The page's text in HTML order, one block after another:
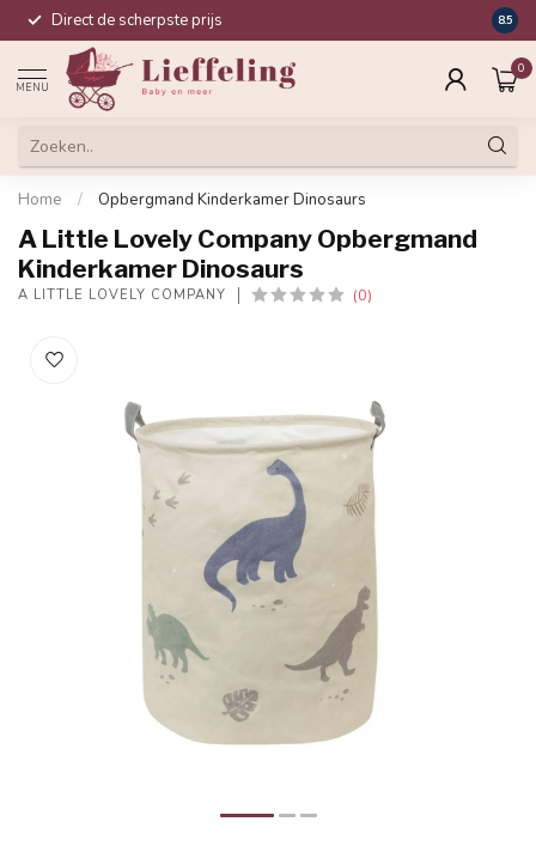
Direct de scherpste prijs 8.5
MENU
0
Home / Opbergmand Kinderkamer Dinosaurs
A Little Lovely Company Opbergmand
Kinderkamer Dinosaurs
A LITTLE LOVELY COMPANY (0)